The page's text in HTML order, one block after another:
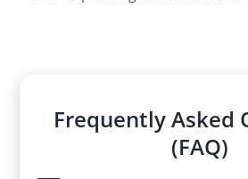
Frequently Asked
(FAQ)